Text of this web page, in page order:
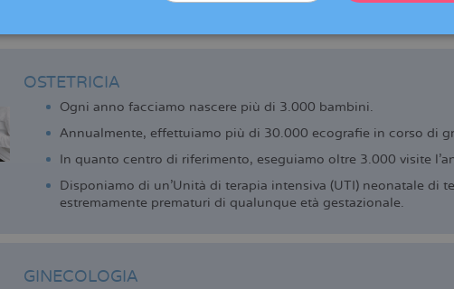
Cugat, Sabadell, Manresa, Reus e Vic (centro collaboratore), che
della riproduzione di cui oggi godono le pazienti di Dexeus Mujer
OSTETRICIA
Ogni anno facciamo nascere più di 3.000 bambini.
Annualmente, effettuiamo più di 30.000 ecografie in corso di
In quanto centro di riferimento, eseguiamo oltre 3.000 visite
Disponiamo di un’Unità di terapia intensiva (UTI) neonatale di
estremamente prematuri di qualunque età gestazionale.
GINECOLOGIA